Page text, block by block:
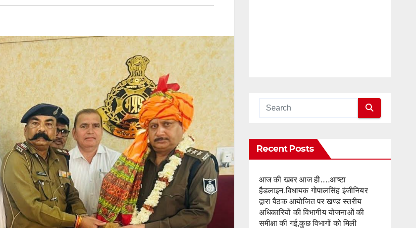
Recent Posts
आज की खबर आज ही….आष्टा
हैडलाइन,विधायक गोपालसिंह इंजीनियर
द्वारा बैठक आयोजित पर खण्ड स्तरीय
अधिकारियों की विभागीय योजनाओं की
समीक्षा की गई,कुछ विभागों को मिली